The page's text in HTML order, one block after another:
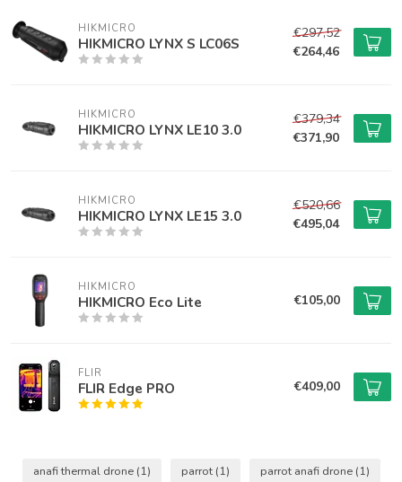
HIKMICRO
HIKMICRO LYNX S LC06S
€297,52
€264,46
HIKMICRO
HIKMICRO LYNX LE10 3.0
€379,34
€371,90
HIKMICRO
HIKMICRO LYNX LE15 3.0
€520,66
€495,04
HIKMICRO
HIKMICRO Eco Lite €105,00
FLIR
FLIR Edge PRO €409,00
anafi thermal drone (1) parrot (1) parrot anafi drone (1)